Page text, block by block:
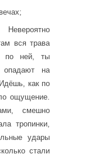
вся трава
по ней, ты
опадают на
как по
ощущение.
смешно
тропинки,
удары
стали